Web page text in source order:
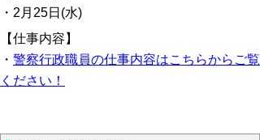
・2月25日(水)
【仕事内容】
・ 警察行政職員の仕事内容はこちらからご覧
ください！